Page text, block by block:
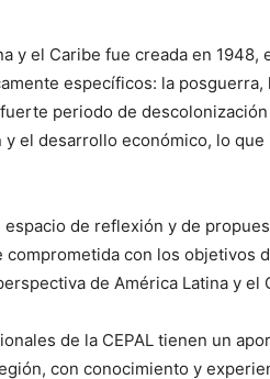
y el Caribe fue creada en 1948,
específicos: la
periodo de
el desarrollo económico, lo
de reflexión y de
con los objetivos
de América Latina y el
de la CEPAL tienen un
con conocimiento y